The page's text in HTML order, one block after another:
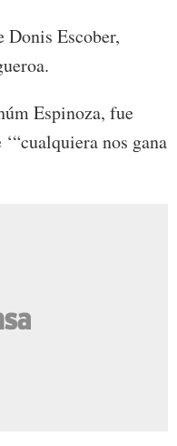
Donis Escober,
Espinoza, fue
nos gana